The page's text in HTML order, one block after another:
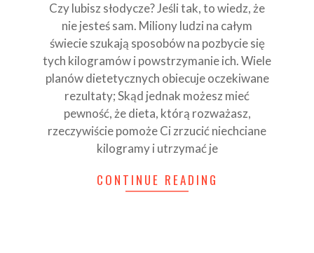
Czy lubisz słodycze? Jeśli tak, to wiedz, że
nie jesteś sam. Miliony ludzi na całym
świecie szukają sposobów na pozbycie się
tych kilogramów i powstrzymanie ich. Wiele
planów dietetycznych obiecuje oczekiwane
rezultaty; Skąd jednak możesz mieć
pewność, że dieta, którą rozważasz,
rzeczywiście pomoże Ci zrzucić niechciane
kilogramy i utrzymać je
CONTINUE READING